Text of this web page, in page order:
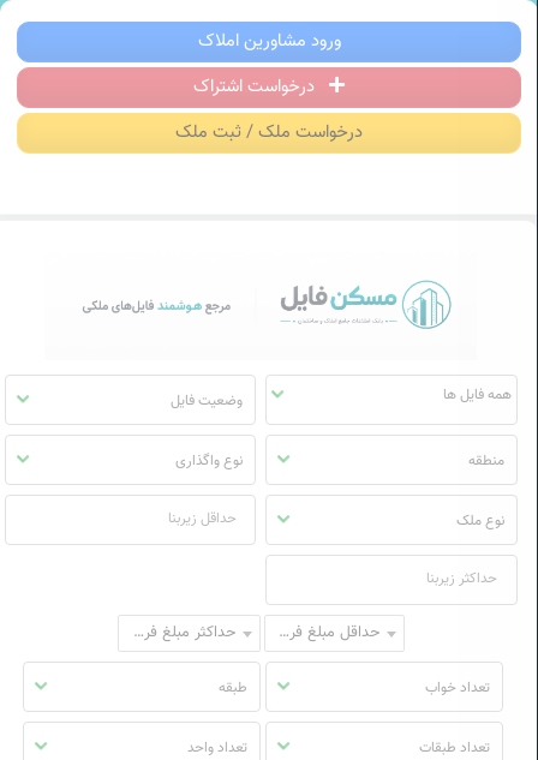
مسکن فایل | خرید، فروش، رهن و اجاره
ورود مشاورین املاک
درخواست اشتراک
درخواست ملک / ثبت ملک
مسکن
فایل
وضعیت فایل
منطقه نوع واگذاری
نوع ملک
حداقل مبلغ فروش حداکثر مبلغ فروش
تعداد خواب طبقه
تعداد طبقات تعداد واحد